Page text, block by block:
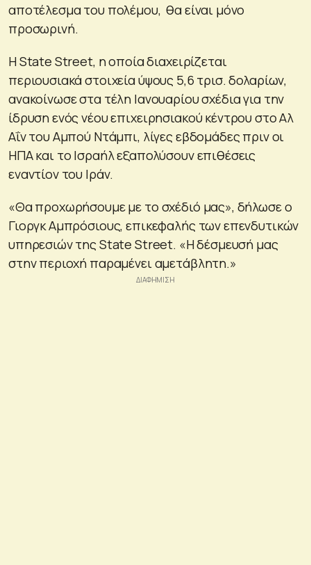
αποτέλεσμα του πολέμου, θα είναι μόνο
προσωρινή.
Η State Street, η οποία διαχειρίζεται
περιουσιακά στοιχεία ύψους 5,6 τρισ. δολαρίων,
ανακοίνωσε στα τέλη Ιανουαρίου σχέδια για την
ίδρυση ενός νέου επιχειρησιακού κέντρου στο Αλ
Αΐν του Αμπού Ντάμπι, λίγες εβδομάδες πριν οι
ΗΠΑ και το Ισραήλ εξαπολύσουν επιθέσεις
εναντίον του Ιράν.
«Θα προχωρήσουμε με το σχέδιό μας», δήλωσε ο
Γιοργκ Αμπρόσιους, επικεφαλής των επενδυτικών
υπηρεσιών της State Street. «Η δέσμευσή μας
στην περιοχή παραμένει αμετάβλητη.»